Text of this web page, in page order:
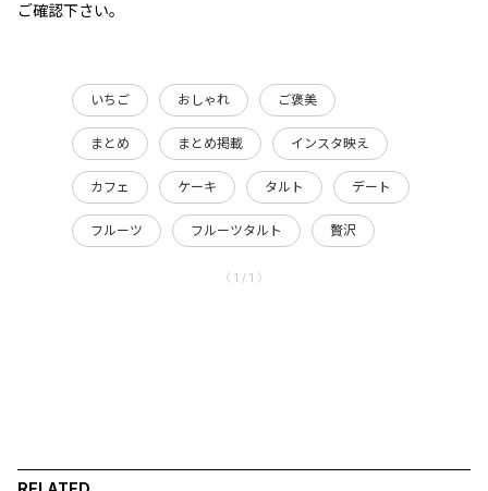
ご確認下さい。
いちご おしゃれ ご褒美
まとめ まとめ掲載 インスタ映え
カフェ ケーキ タルト デート
フルーツ フルーツタルト 贅沢
〈 1 / 1 〉